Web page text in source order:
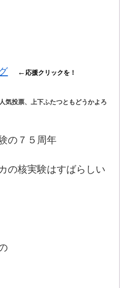
← 応援クリックを！
人気投票、上下ふたつともどうかよろ
の７５周年
の核実験はすばらしい